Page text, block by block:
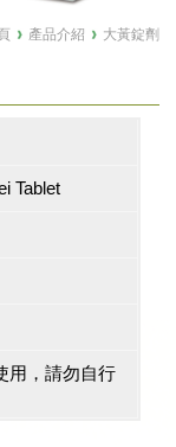
產品介紹 大黃錠劑
Tablet
用，請勿自行